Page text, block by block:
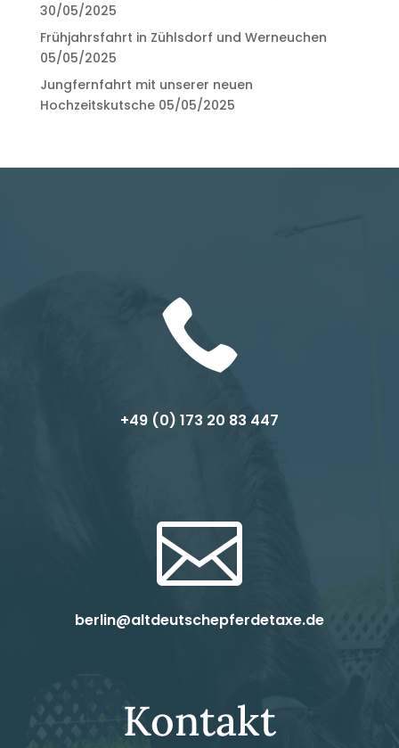
30/05/2025
Frühjahrsfahrt in Zühlsdorf und Werneuchen
05/05/2025
Jungfernfahrt mit unserer neuen
Hochzeitskutsche 05/05/2025

+49 (0) 173 20 83 447

berlin@altdeutschepferdetaxe.de
Kontakt